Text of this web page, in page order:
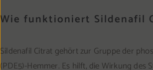
Wie funktioniert Sildenafil
Sildenafil Citrat gehört zur Gruppe der
(PDE5)-Hemmer. Es hilft, die Wirkung des